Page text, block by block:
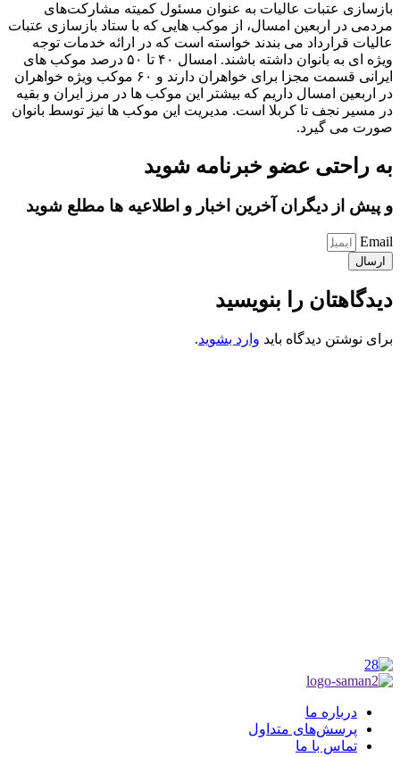
بازسازی عتبات عالیات به عنوان مسئول کمیته مشارکت‌های
مردمی در اربعین امسال، از موکب هایی که با ستاد بازسازی عتبات
عالیات قرارداد می بندند خواسته است که در ارائه خدمات توجه
ویژه ای به بانوان داشته باشند. امسال ۴۰ تا ۵۰ درصد موکب های
ایرانی قسمت مجزا برای خواهران دارند و ۶۰ موکب ویژه خواهران
در اربعین امسال داریم که بیشتر این موکب ها در مرز ایران و بقیه
در مسیر نجف تا کربلا است. مدیریت این موکب ها نیز توسط بانوان
صورت می گیرد.
به راحتی عضو خبرنامه شوید
و پیش از دیگران آخرین اخبار و اطلاعیه ها مطلع شوید
Email
ارسال
دیدگاهتان را بنویسید
برای نوشتن دیدگاه باید وارد بشوید.
درباره ما
پرسش‌های متداول
تماس با ما